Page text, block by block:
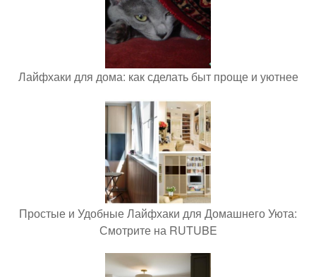
Лайфхаки для дома: как сделать быт проще и уютнее
Простые и Удобные Лайфхаки для Домашнего Уюта:
Смотрите на RUTUBE